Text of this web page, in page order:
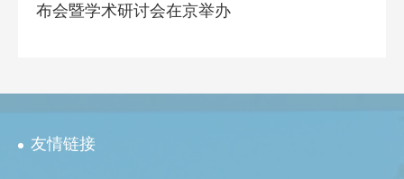
布会暨学术研讨会在京举办
友情链接